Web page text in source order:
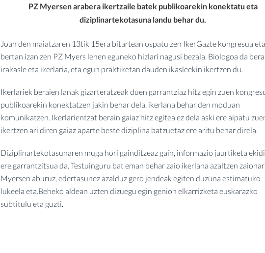
PZ Myersen arabera ikertzaile batek publikoarekin konektatu eta
diziplinartekotasuna landu behar du.
Joan den maiatzaren 13tik 15era bitartean ospatu zen IkerGazte kongresua eta
bertan izan zen PZ Myers lehen eguneko hizlari nagusi bezala. Biologoa da bera,
irakasle eta ikerlaria, eta egun praktiketan dauden ikasleekin ikertzen du.
Ikerlariek beraien lanak gizarteratzeak duen garrantziaz hitz egin zuen
publikoarekin konektatzen jakin behar dela, ikerlana behar den moduan
komunikatzen. Ikerlarientzat berain gaiaz hitz egitea ez dela aski ere aipatu
ikertzen ari diren gaiaz aparte beste diziplina batzuetaz ere aritu behar direla.
Diziplinartekotasunaren muga hori gainditzeaz gain, informazio jaurtiketa
ere garrantzitsua da. Testuinguru bat eman behar zaio ikerlana azaltzen
Myersen aburuz, edertasunez azalduz gero jendeak egiten duzuna estimatuko
lukeela eta.Beheko aldean uzten dizuegu egin genion elkarrizketa euskarazko
subtitulu eta guzti.